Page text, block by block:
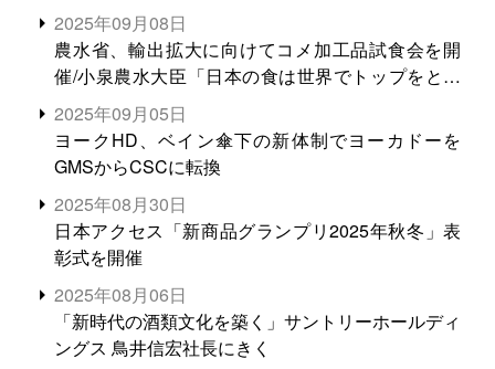
2025年09月08日
農水省、輸出拡大に向けてコメ加工品試食会を開
催/小泉農水大臣「日本の食は世界でトップをとれ
る。米増産に向けて、米輸出需要の拡大を」
2025年09月05日
ヨークHD、ベイン傘下の新体制でヨーカドーを
GMSからCSCに転換
2025年08月30日
日本アクセス「新商品グランプリ2025年秋冬」表
彰式を開催
2025年08月06日
「新時代の酒類文化を築く」サントリーホールディ
ングス 鳥井信宏社長にきく